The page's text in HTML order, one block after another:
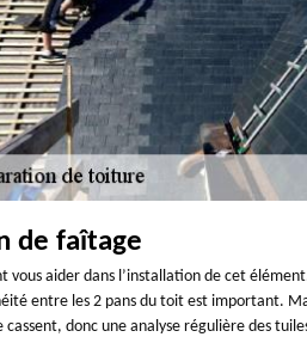
de faîtage
aider dans l’installation de cet
entre les 2 pans du toit est important.
donc une analyse régulière des